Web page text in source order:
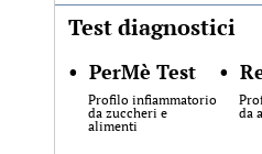
Test diagnostici
• PerMè Test
Profilo infiammatorio
da zuccheri e
alimenti
•
da